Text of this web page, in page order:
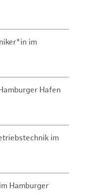
im
Hafen
im
Hamburger